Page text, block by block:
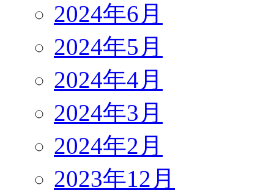
2024年6月
2024年5月
2024年4月
2024年3月
2024年2月
2023年12月